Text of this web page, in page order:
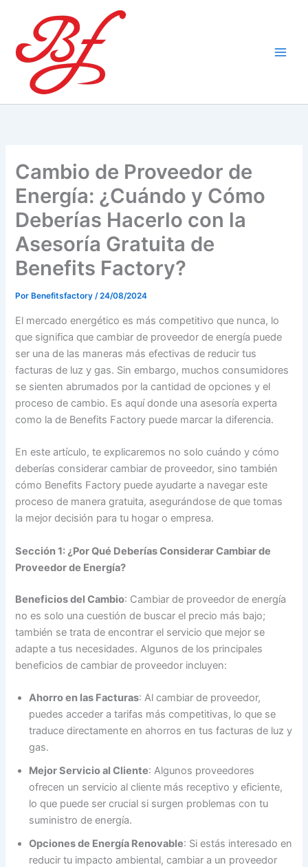
contenido
Cambio de Proveedor de
Energía: ¿Cuándo y Cómo
Deberías Hacerlo con la
Asesoría Gratuita de
Benefits Factory?
Por Benefitsfactory/24/08/2024
El mercado energético es más competitivo que nunca, lo
que significa que cambiar de proveedor de energía puede
ser una de las maneras más efectivas de reducir tus
facturas de luz y gas. Sin embargo, muchos consumidores
se sienten abrumados por la cantidad de opciones y el
proceso de cambio. Es aquí donde una asesoría experta
como la de Benefits Factory puede marcar la diferencia.
En este artículo, te explicaremos no solo cuándo y cómo
deberías considerar cambiar de proveedor, sino también
cómo Benefits Factory puede ayudarte a navegar este
proceso de manera gratuita, asegurándose de que tomas
la mejor decisión para tu hogar o empresa.
Sección 1: ¿Por Qué Deberías Considerar Cambiar de
Proveedor de Energía?
Beneficios del Cambio: Cambiar de proveedor de energía
no es solo una cuestión de buscar el precio más bajo;
también se trata de encontrar el servicio que mejor se
adapte a tus necesidades. Algunos de los principales
beneficios de cambiar de proveedor incluyen:
Ahorro en las Facturas: Al cambiar de proveedor,
puedes acceder a tarifas más competitivas, lo que se
traduce directamente en ahorros en tus facturas de luz y
gas.
Mejor Servicio al Cliente: Algunos proveedores
ofrecen un servicio al cliente más receptivo y eficiente,
lo que puede ser crucial si surgen problemas con tu
suministro de energía.
Opciones de Energía Renovable: Si estás interesado en
reducir tu impacto ambiental, cambiar a un proveedor